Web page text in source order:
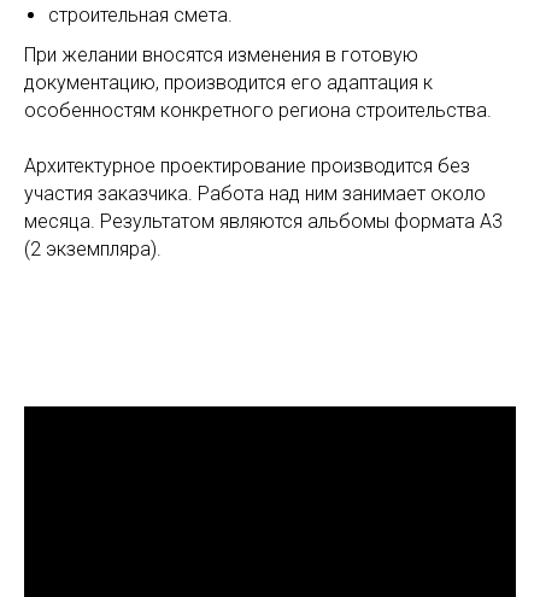
строительная смета.
При желании вносятся изменения в готовую
документацию, производится его адаптация к
особенностям конкретного региона строительства.
Архитектурное проектирование производится без
участия заказчика. Работа над ним занимает около
месяца. Результатом являются альбомы формата А3
(2 экземпляра).